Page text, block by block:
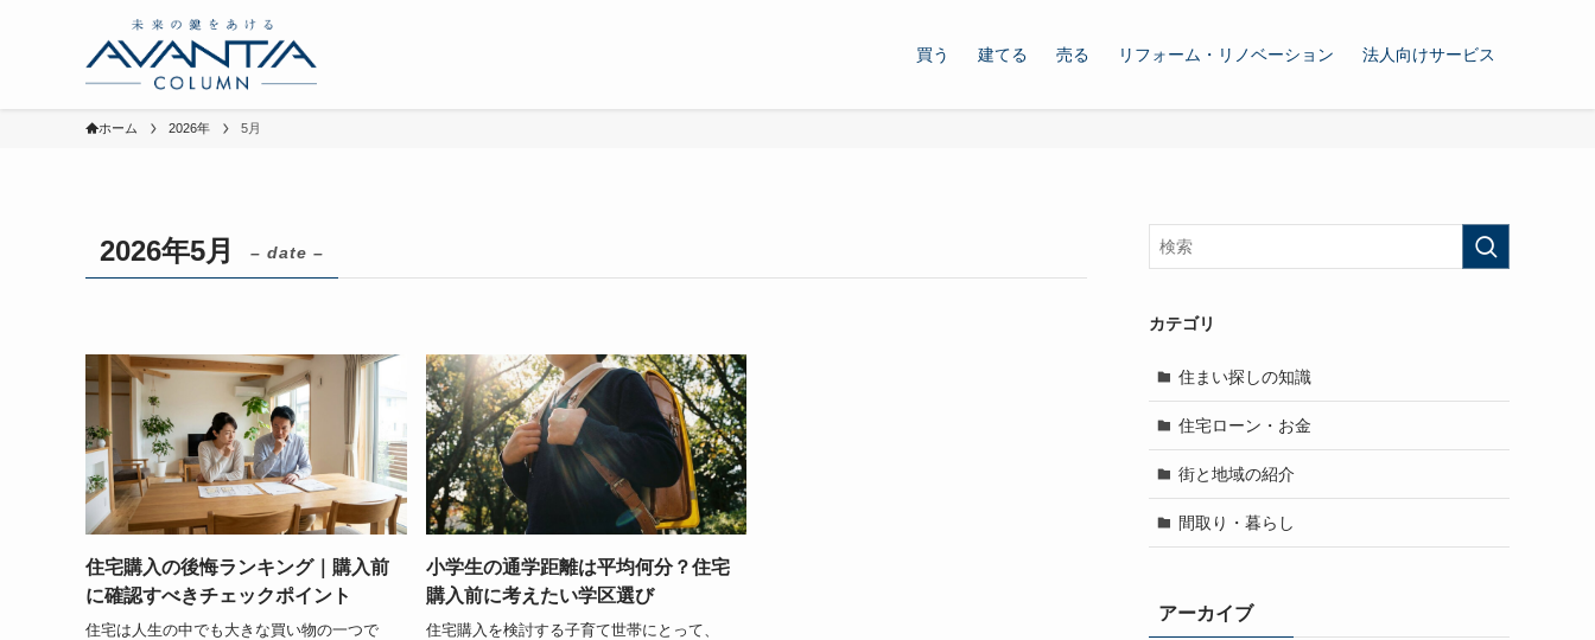
買う 建てる 売る リフォーム・リノベーション 法人向けサービス
ホーム 2026年 5月
2026年5月 – date –
住宅購入の後悔ランキング｜購入前
に確認すべきチェックポイント
住宅は人生の中でも大きな買い物の一つで
小学生の通学距離は平均何分？住宅
購入前に考えたい学区選び
住宅購入を検討する子育て世帯にとって、
カテゴリ
住まい探しの知識
住宅ローン・お金
街と地域の紹介
間取り・暮らし
アーカイブ